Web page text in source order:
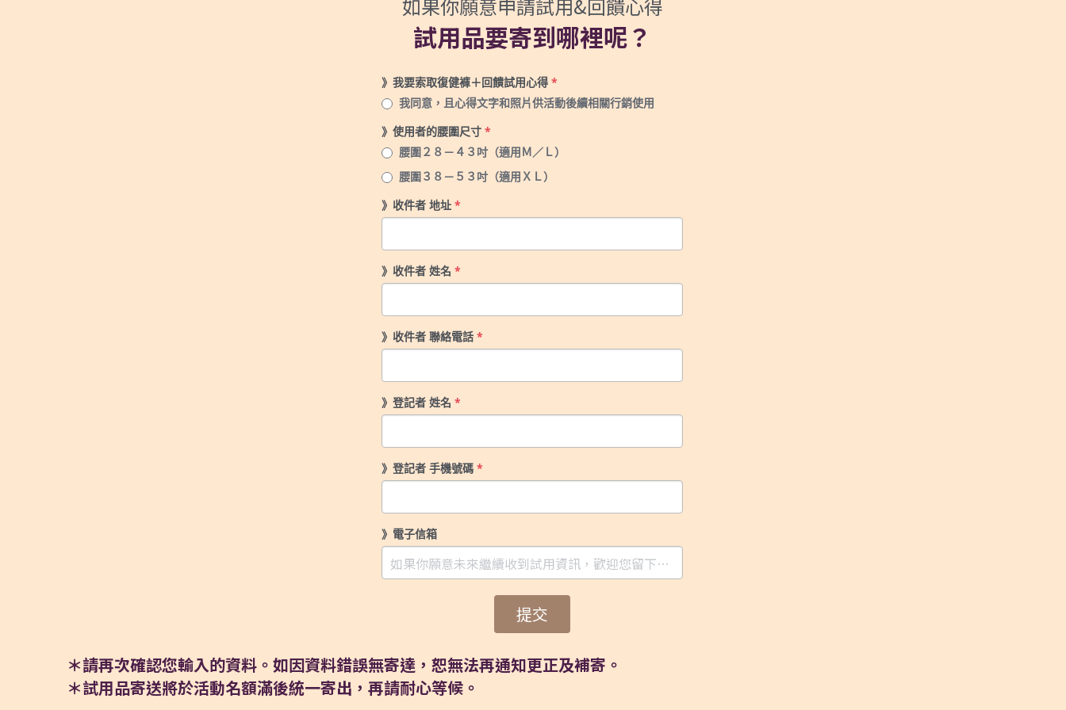
如果你願意申請試用&回饋心得
試用品要寄到哪裡呢？
》我要索取復健褲＋回饋試用心得 *
我同意，且心得文字和照片供活動後續相關行銷使用
》使用者的腰圍尺寸 *
腰圍２８－４３吋（適用Ｍ／Ｌ）
腰圍３８－５３吋（適用ＸＬ）
》收件者 地址 *
》收件者 姓名 *
》收件者 聯絡電話 *
》登記者 姓名 *
》登記者 手機號碼 *
》電子信箱
提交
＊請再次確認您輸入的資料。如因資料錯誤無寄達，恕無法再通知更正及補寄。
＊試用品寄送將於活動名額滿後統一寄出，再請耐心等候。